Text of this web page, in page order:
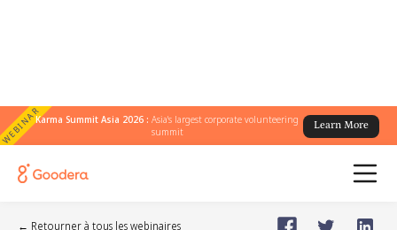
WEBINARKarma Summit Asia 2026 :Asia's largest corporate volunteering
summit
Learn More
← Retourner à tous les webinaires